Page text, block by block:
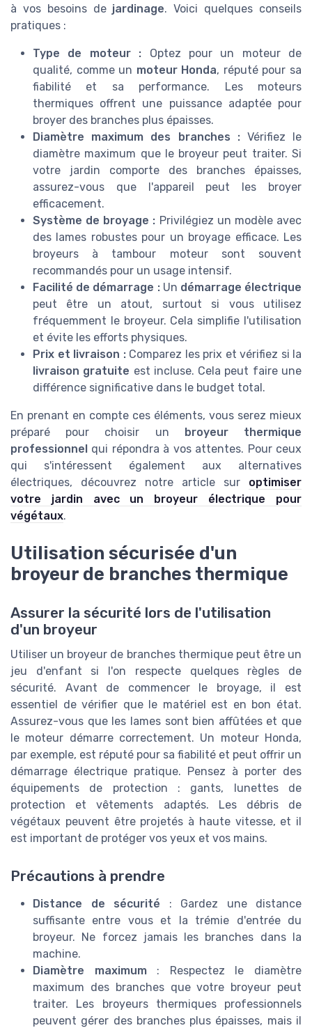
à vos besoins de jardinage. Voici quelques conseils
pratiques :
Type de moteur : Optez pour un moteur de
qualité, comme un moteur Honda, réputé pour sa
fiabilité et sa performance. Les moteurs
thermiques offrent une puissance adaptée pour
broyer des branches plus épaisses.
Diamètre maximum des branches :Vérifiez le
diamètre maximum que le broyeur peut traiter. Si
votre jardin comporte des branches épaisses,
assurez-vous que l'appareil peut les broyer
efficacement.
Système de broyage : Privilégiez un modèle avec
des lames robustes pour un broyage efficace. Les
broyeurs à tambour moteur sont souvent
recommandés pour un usage intensif.
Facilité de démarrage :Un démarrage électrique
peut être un atout, surtout si vous utilisez
fréquemment le broyeur. Cela simplifie l'utilisation
et évite les efforts physiques.
Prix et livraison :Comparez les prix et vérifiez si la
livraison gratuite est incluse. Cela peut faire une
différence significative dans le budget total.
En prenant en compte ces éléments, vous serez mieux
préparé pour choisir un broyeur thermique
professionnel qui répondra à vos attentes. Pour ceux
qui s'intéressent également aux alternatives
électriques, découvrez notre article sur optimiser
votre jardin avec un broyeur électrique pour
végétaux.
Utilisation sécurisée d'un
broyeur de branches thermique
Assurer la sécurité lors de l'utilisation
d'un broyeur
Utiliser un broyeur de branches thermique peut être un
jeu d'enfant si l'on respecte quelques règles de
sécurité. Avant de commencer le broyage, il est
essentiel de vérifier que le matériel est en bon état.
Assurez-vous que les lames sont bien affûtées et que
le moteur démarre correctement. Un moteur Honda,
par exemple, est réputé pour sa fiabilité et peut offrir un
démarrage électrique pratique. Pensez à porter des
équipements de protection : gants, lunettes de
protection et vêtements adaptés. Les débris de
végétaux peuvent être projetés à haute vitesse, et il
est important de protéger vos yeux et vos mains.
Précautions à prendre
Distance de sécurité : Gardez une distance
suffisante entre vous et la trémie d'entrée du
broyeur. Ne forcez jamais les branches dans la
machine.
Diamètre maximum: Respectez le diamètre
maximum des branches que votre broyeur peut
traiter. Les broyeurs thermiques professionnels
peuvent gérer des branches plus épaisses, mais il